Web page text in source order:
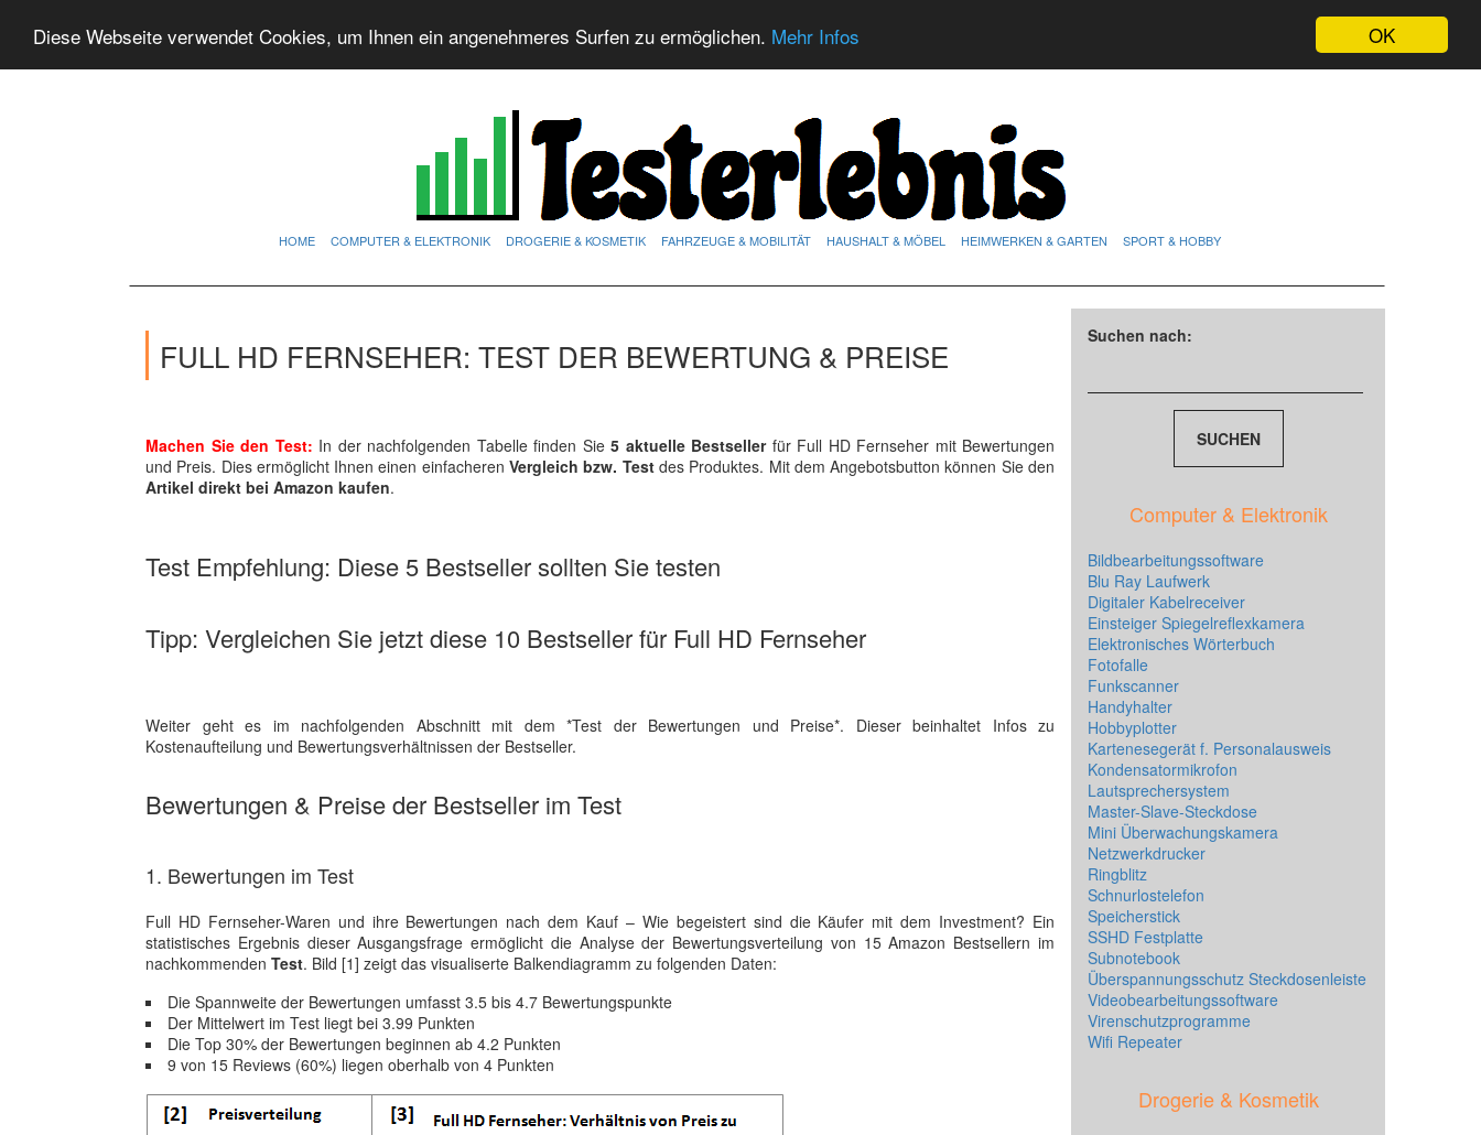
OK
Diese Webseite verwendet Cookies, um Ihnen ein angenehmeres Surfen zu ermöglichen. Mehr Infos
HOME COMPUTER & ELEKTRONIK DROGERIE & KOSMETIK FAHRZEUGE & MOBILITÄT HAUSHALT & MÖBEL HEIMWERKEN & GARTEN SPORT & HOBBY
FULL HD FERNSEHER: TEST DER BEWERTUNG & PREISE
Machen Sie den Test: In der nachfolgenden Tabelle finden Sie5 aktuelle Bestsellerfür Full HD Fernseher mit Bewertungen
und Preis. Dies ermöglicht Ihnen einen einfacherenVergleich bzw. Testdes Produktes. Mit dem Angebotsbutton können Sie den
Artikel direkt bei Amazon kaufen.
Test Empfehlung: Diese 5 Bestseller sollten Sie testen
Tipp: Vergleichen Sie jetzt diese 10 Bestseller für Full HD Fernseher
Weiter geht es im nachfolgenden Abschnitt mit dem *Test der Bewertungen und Preise*. Dieser beinhaltet Infos zu
Kostenaufteilung und Bewertungsverhältnissen der Bestseller.
Bewertungen & Preise der Bestseller im Test
1. Bewertungen im Test
Full HD Fernseher-Waren und ihre Bewertungen nach dem Kauf – Wie begeistert sind die Käufer mit dem Investment? Ein
statistisches Ergebnis dieser Ausgangsfrage ermöglicht die Analyse der Bewertungsverteilung von 15 Amazon Bestsellern im
nachkommenden Test. Bild [1] zeigt das visualiserte Balkendiagramm zu folgenden Daten:
Die Spannweite der Bewertungen umfasst 3.5 bis 4.7 Bewertungspunkte
Der Mittelwert im Test liegt bei 3.99 Punkten
Die Top 30% der Bewertungen beginnen ab 4.2 Punkten
9 von 15 Reviews (60%) liegen oberhalb von 4 Punkten
Suchen nach:
Computer & Elektronik
Bildbearbeitungssoftware
Blu Ray Laufwerk
Digitaler Kabelreceiver
Einsteiger Spiegelreflexkamera
Elektronisches Wörterbuch
Fotofalle
Funkscanner
Handyhalter
Hobbyplotter
Kartenesegerät f. Personalausweis
Kondensatormikrofon
Lautsprechersystem
Master-Slave-Steckdose
Mini Überwachungskamera
Netzwerkdrucker
Ringblitz
Schnurlostelefon
Speicherstick
SSHD Festplatte
Subnotebook
Überspannungsschutz Steckdosenleiste
Videobearbeitungssoftware
Virenschutzprogramme
Wifi Repeater
Drogerie & Kosmetik